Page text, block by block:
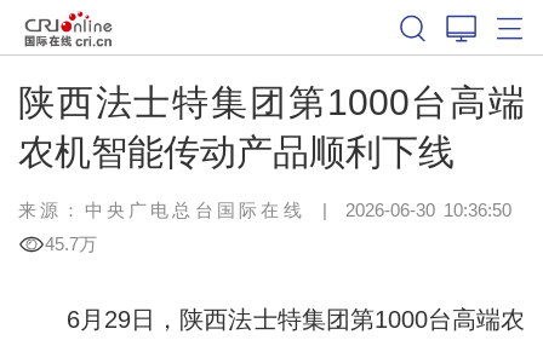
陕西法士特集团第1000台高端
农机智能传动产品顺利下线
来源：中央广电总台国际在线 | 2026-06-30 10:36:50
45.7万
6月29日，陕西法士特集团第1000台高端农